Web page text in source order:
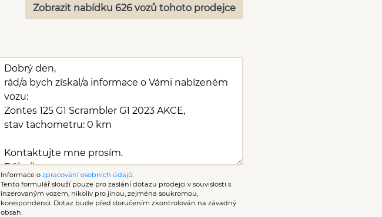
Zobrazit nabídku 626 vozů tohoto prodejce
Informace o zpracování osobních údajů
Tento formulář slouží pouze pro zaslání dotazu prodejci v souvislosti s
inzerovaným vozem, nikoliv pro jinou, zejména soukromou,
korespondenci. Dotaz bude před doručením zkontrolován na závadný
obsah.